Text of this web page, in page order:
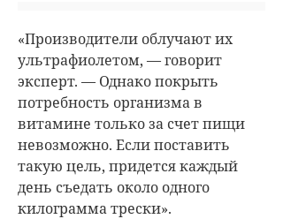
«Производители облучают их
ультрафиолетом, — говорит
эксперт. — Однако покрыть
потребность организма в
витамине только за счет пищи
невозможно. Если поставить
такую цель, придется каждый
день съедать около одного
килограмма трески».